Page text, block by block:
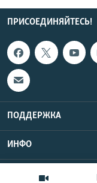
ПРИСОЕДИНЯЙТЕСЬ!
ПОДДЕРЖКА
ИНФО
Copyright
UTC+3